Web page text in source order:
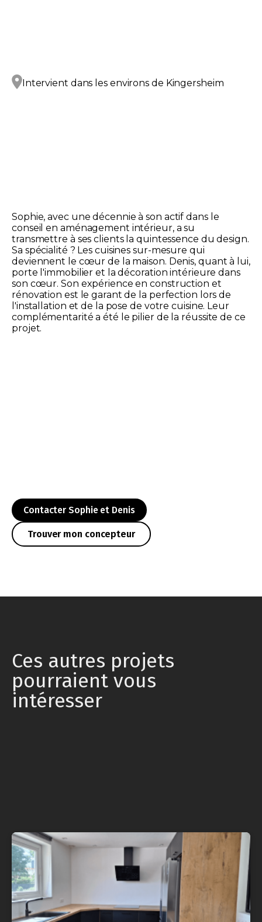
Intervient dans les environs de Kingersheim
Sophie, avec une décennie à son actif dans le
conseil en aménagement intérieur, a su
transmettre à ses clients la quintessence du design.
Sa spécialité ? Les cuisines sur-mesure qui
deviennent le cœur de la maison. Denis, quant à lui,
porte l'immobilier et la décoration intérieure dans
son cœur. Son expérience en construction et
rénovation est le garant de la perfection lors de
l'installation et de la pose de votre cuisine. Leur
complémentarité a été le pilier de la réussite de ce
projet.
Contacter Sophie et Denis
Trouver mon concepteur
Ces autres projets
pourraient vous
intéresser